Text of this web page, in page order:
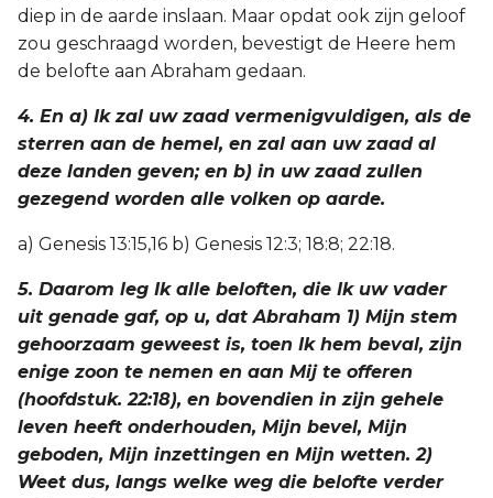
diep in de aarde inslaan. Maar opdat ook zijn geloof
zou geschraagd worden, bevestigt de Heere hem
de belofte aan Abraham gedaan.
4. En a) Ik zal uw zaad vermenigvuldigen, als de
sterren aan de hemel, en zal aan uw zaad al
deze landen geven; en b) in uw zaad zullen
gezegend worden alle volken op aarde.
a) Genesis 13:15,16 b) Genesis 12:3; 18:8; 22:18.
5. Daarom leg Ik alle beloften, die Ik uw vader
uit genade gaf, op u, dat Abraham 1) Mijn stem
gehoorzaam geweest is, toen Ik hem beval, zijn
enige zoon te nemen en aan Mij te offeren
(hoofdstuk. 22:18), en bovendien in zijn gehele
leven heeft onderhouden, Mijn bevel, Mijn
geboden, Mijn inzettingen en Mijn wetten. 2)
Weet dus, langs welke weg die belofte verder